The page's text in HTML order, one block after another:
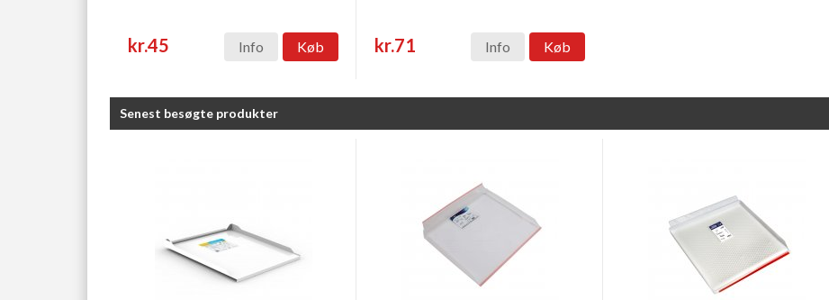
kr.45 Info Køb kr.71 Info Køb
Senest besøgte produkter